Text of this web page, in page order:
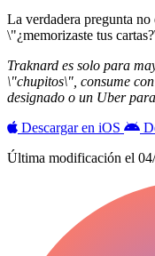
La verdadera pregunta no
\"¿memorizaste tus
Traknard es solo para
\"chupitos\", consume
designado o un Uber
Descargar en iOS
Última modificación el